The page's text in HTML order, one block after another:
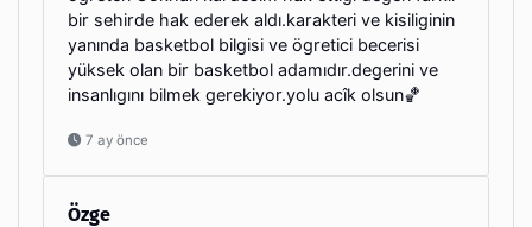
bir sehirde hak ederek aldı.karakteri ve kisiliginin
yanında basketbol bilgisi ve ögretici becerisi
yüksek olan bir basketbol adamıdır.degerini ve
insanlıgını bilmek gerekiyor.yolu acîk olsun🏀
7 ay önce
Özge